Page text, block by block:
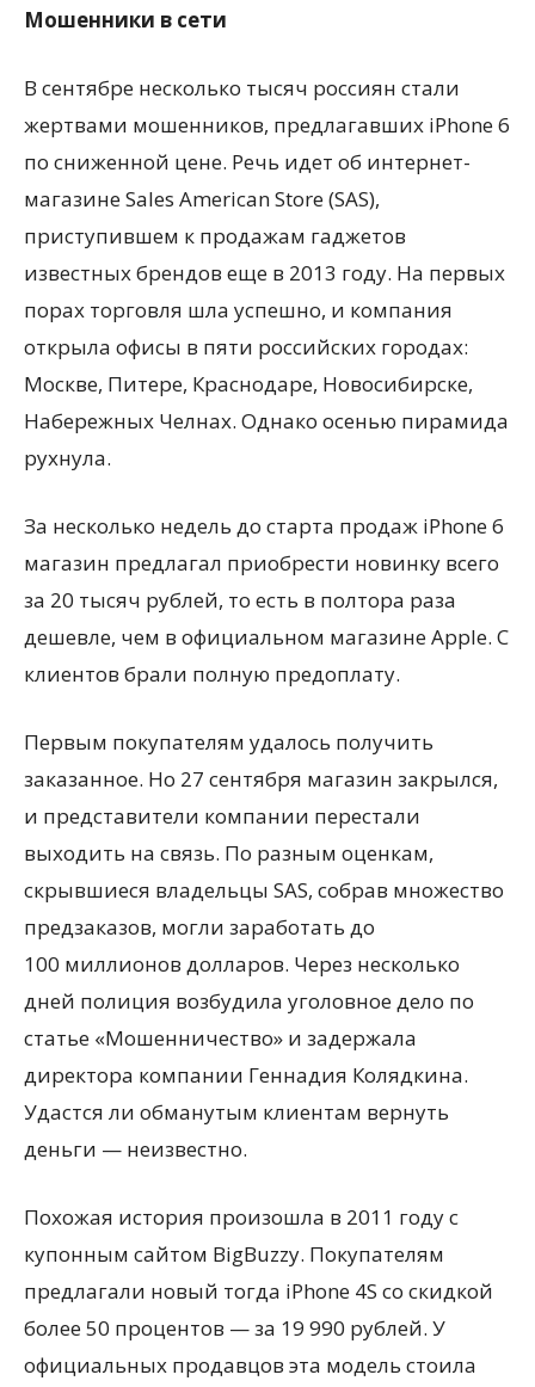
Мошенники в сети
В сентябре несколько тысяч россиян стали
жертвами мошенников, предлагавших iPhone 6
по сниженной цене. Речь идет об интернет-
магазине Sales American Store (SAS),
приступившем к продажам гаджетов
известных брендов еще в 2013 году. На первых
порах торговля шла успешно, и компания
открыла офисы в пяти российских городах:
Москве, Питере, Краснодаре, Новосибирске,
Набережных Челнах. Однако осенью пирамида
рухнула.
За несколько недель до старта продаж iPhone 6
магазин предлагал приобрести новинку всего
за 20 тысяч рублей, то есть в полтора раза
дешевле, чем в официальном магазине Apple. С
клиентов брали полную предоплату.
Первым покупателям удалось получить
заказанное. Но 27 сентября магазин закрылся,
и представители компании перестали
выходить на связь. По разным оценкам,
скрывшиеся владельцы SAS, собрав множество
предзаказов, могли заработать до
100 миллионов долларов. Через несколько
дней полиция возбудила уголовное дело по
статье «Мошенничество» и задержала
директора компании Геннадия Колядкина.
Удастся ли обманутым клиентам вернуть
деньги — неизвестно.
Похожая история произошла в 2011 году с
купонным сайтом BigBuzzy. Покупателям
предлагали новый тогда iPhone 4S со скидкой
более 50 процентов — за 19 990 рублей. У
официальных продавцов эта модель стоила